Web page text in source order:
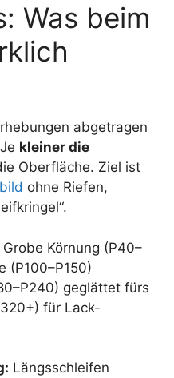
Was beim
abgetragen
kleiner die
Oberfläche. Ziel ist
ohne Riefen,
Grobe Körnung (P40–
(P100–P150)
geglättet fürs
für Lack-
Längsschleifen